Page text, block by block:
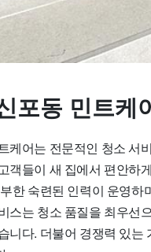
포동 민트케
케어는 전문적인 청소 서
객들이 새 집에서 편안하
한 숙련된 인력이 운영
스는 청소 품질을 최우선
니다. 더불어 경쟁력 있